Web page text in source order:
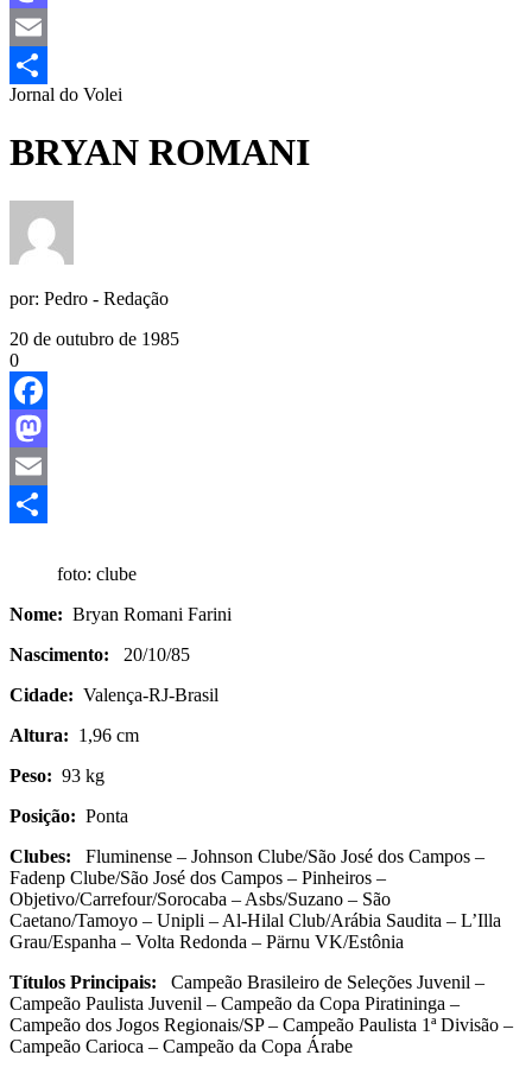
Mastodon
Email
Share
Jornal do Volei
BRYAN ROMANI
por: Pedro - Redação
20 de outubro de 1985
0
Facebook
Mastodon
Email
foto: clube
Nome: Bryan Romani Farini
Nascimento: 20/10/85
Cidade: Valença-RJ-Brasil
Altura: 1,96 cm
Peso: 93 kg
Posição: Ponta
Clubes: Fluminense – Johnson Clube/São José dos Campos –
Fadenp Clube/São José dos Campos – Pinheiros –
Objetivo/Carrefour/Sorocaba – Asbs/Suzano – São
Caetano/Tamoyo – Unipli – Al-Hilal Club/Arábia Saudita – L’Illa
Grau/Espanha – Volta Redonda – Pärnu VK/Estônia
Títulos Principais: Campeão Brasileiro de Seleções Juvenil –
Campeão Paulista Juvenil – Campeão da Copa Piratininga –
Campeão dos Jogos Regionais/SP – Campeão Paulista 1ª Divisão –
Campeão Carioca – Campeão da Copa Árabe